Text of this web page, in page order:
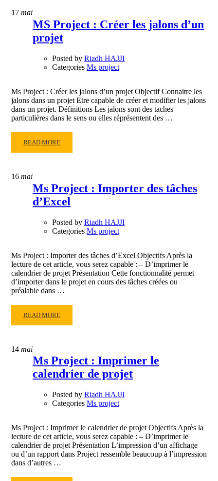
PROJECT
AFFICHER
DIAGRAMME
17 mai
MS Project : Créer les jalons d’un
projet
Posted by Riadh HAJJI
Categories Ms project
Ms Project : Créer les jalons d’un projet Objectif Connaitre les
jalons dans un projet Etre capable de créer et modifier les jalons
dans un projet. Définitions Les jalons sont des taches
particulières dans le sens ou elles réprésentent des …
READ
MORE
PROJECT
CRÉER
JALONS
READ MORE
16 mai
Ms Project : Importer des tâches
d’Excel
Posted by Riadh HAJJI
Categories Ms project
Ms Project : Importer des tâches d’Excel Objectifs Après la
lecture de cet article, vous serez capable : – D’imprimer le
calendrier de projet Présentation Cette fonctionnalité permet
d’importer dans le projet en cours des tâches créées ou
préalable dans …
READ
MORE
PROJECT
IMPORTER
TÂCHES
D’EXCEL
READ MORE
14 mai
Ms Project : Imprimer le
calendrier de projet
Posted by Riadh HAJJI
Categories Ms project
Ms Project : Imprimer le calendrier de projet Objectifs Après la
lecture de cet article, vous serez capable : – D’imprimer le
calendrier de projet Présentation L’impression d’un affichage
ou d’un rapport dans Project ressemble beaucoup à l’impression
dans d’autres …